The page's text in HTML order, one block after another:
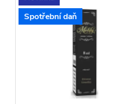
zNejdražší
Nejprodávanější
Abecedně
ý
Spotřební daň